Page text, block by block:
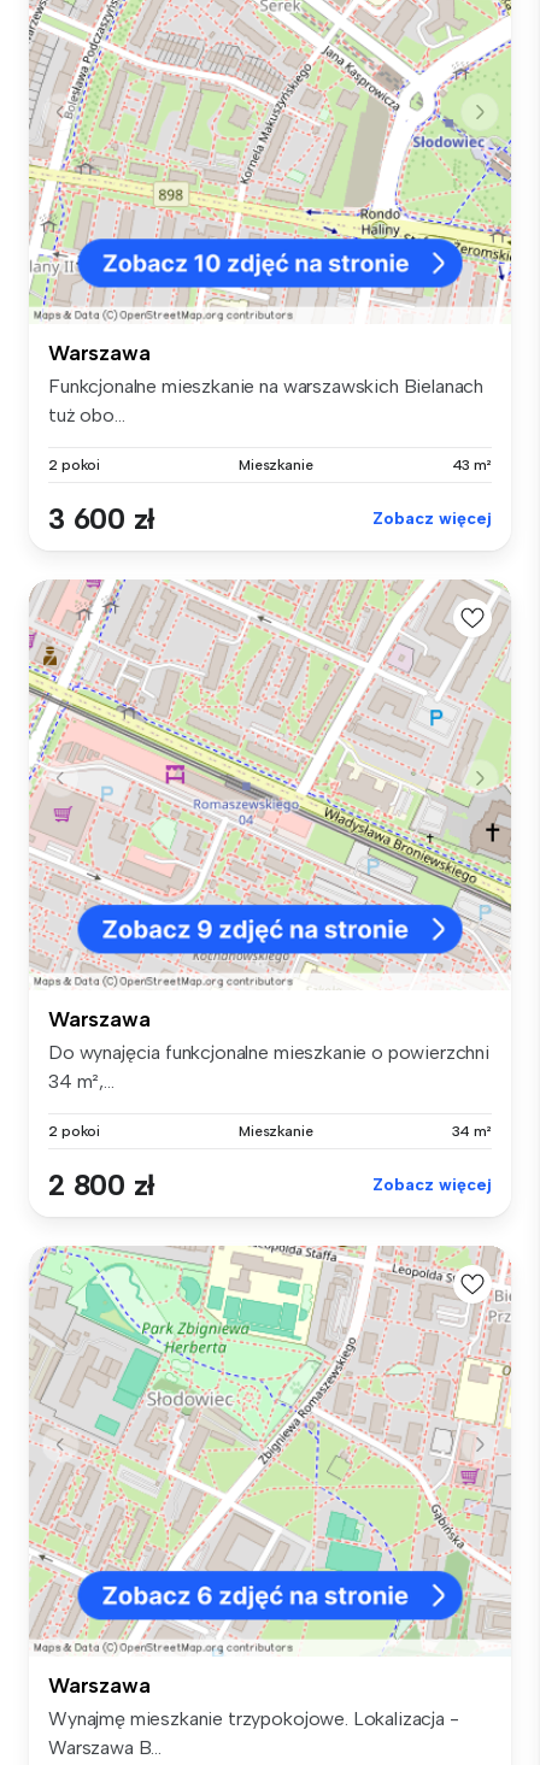
Warszawa
Funkcjonalne mieszkanie na warszawskich Bielanach
tuż obo...
2 pokoi Mieszkanie 43 m²
3 600 zł Zobacz więcej
Warszawa
Do wynajęcia funkcjonalne mieszkanie o powierzchni
34 m²,...
2 pokoi Mieszkanie 34 m²
2 800 zł Zobacz więcej
Warszawa
Wynajmę mieszkanie trzypokojowe. Lokalizacja -
Warszawa B...